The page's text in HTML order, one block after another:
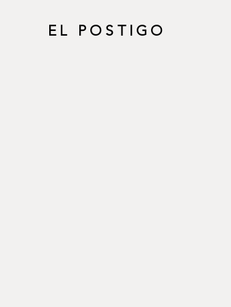
EL POSTIGO